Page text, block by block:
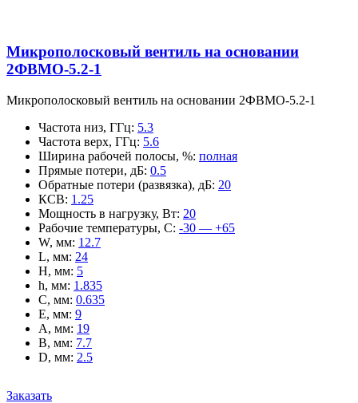
Микрополосковый вентиль на основании
2ФВМO-5.2-1
Микрополосковый вентиль на основании 2ФВМO-5.2-1
Частота низ, ГГц: 5.3
Частота верх, ГГц: 5.6
Ширина рабочей полосы, %: полная
Прямые потери, дБ: 0.5
Обратные потери (развязка), дБ: 20
КСВ: 1.25
Мощность в нагрузку, Вт: 20
Рабочие температуры, С: -30 — +65
W, мм: 12.7
L, мм: 24
H, мм: 5
h, мм: 1.835
C, мм: 0.635
E, мм: 9
A, мм: 19
B, мм: 7.7
D, мм: 2.5
Заказать